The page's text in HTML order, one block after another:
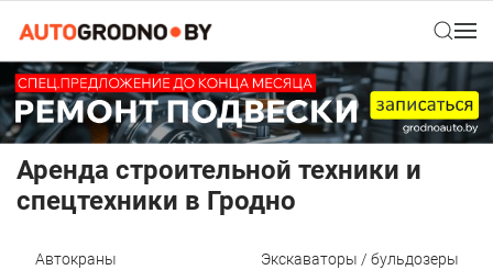
Аренда строительной техники и
спецтехники в Гродно
Автокраны Экскаваторы / бульдозеры